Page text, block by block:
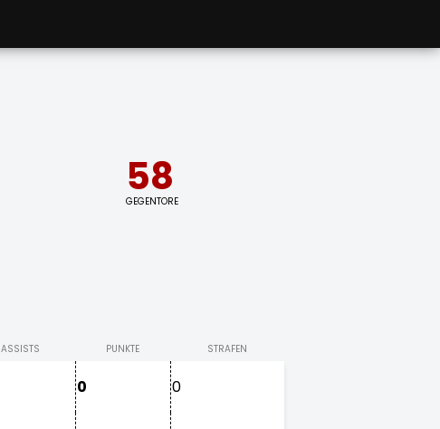
58
GEGENTORE
ASSISTS PUNKTE STRAFEN
0 0